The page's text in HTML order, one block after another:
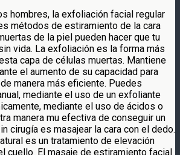
hombres, la exfoliación facial regular
métodos de estiramiento de la cara
de la piel pueden hacer que tu
vida. La exfoliación es la forma más
capa de células muertas. Mantiene
el aumento de su capacidad para
manera más eficiente. Puedes
mediante el uso de un exfoliante
mediante el uso de ácidos o
manera mu efectiva de conseguir un
cirugía es masajear la cara con el dedo.
es un tratamiento de elevación
cuello. El masaje de estiramiento facial